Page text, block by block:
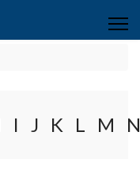
I J K L M N